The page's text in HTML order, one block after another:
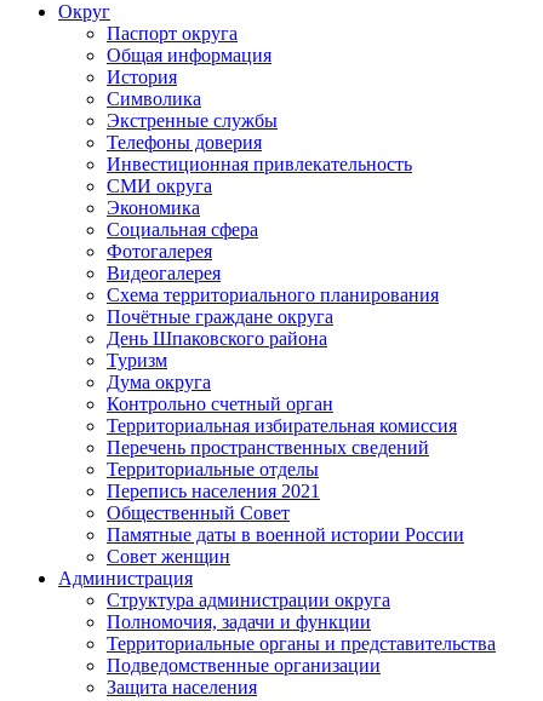
Округ
Паспорт округа
Общая информация
История
Символика
Экстренные службы
Телефоны доверия
Инвестиционная привлекательность
СМИ округа
Экономика
Социальная сфера
Фотогалерея
Видеогалерея
Схема территориального планирования
Почётные граждане округа
День Шпаковского района
Туризм
Дума округа
Контрольно счетный орган
Территориальная избирательная комиссия
Перечень пространственных сведений
Территориальные отделы
Перепись населения 2021
Общественный Совет
Памятные даты в военной истории России
Совет женщин
Администрация
Структура администрации округа
Полномочия, задачи и функции
Территориальные органы и представительства
Подведомственные организации
Защита населения